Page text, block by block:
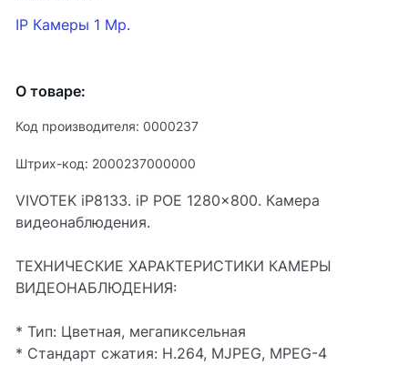
IP Камеры 1 Mp.
О товаре:
Код производителя: 0000237
Штрих-код: 2000237000000
VIVOTEK iP8133. iP POE 1280x800. Камера
видеонаблюдения.
ТЕХНИЧЕСКИЕ ХАРАКТЕРИСТИКИ КАМЕРЫ
ВИДЕОНАБЛЮДЕНИЯ:
* Тип: Цветная, мегапиксельная
* Стандарт сжатия: H.264, MJPEG, MPEG-4